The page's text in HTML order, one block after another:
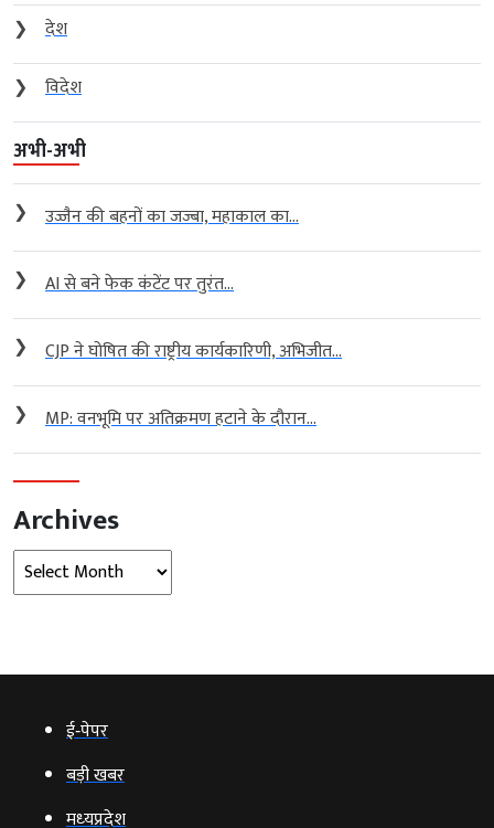
❯
देश
❯
विदेश
अभी-अभी
❯ उज्जैन की बहनों का जज्बा, महाकाल का...
❯ AI से बने फेक कंटेंट पर तुरंत...
❯ CJP ने घोषित की राष्ट्रीय कार्यकारिणी, अभिजीत...
❯ MP: वनभूमि पर अतिक्रमण हटाने के दौरान...
Archives
Archives
ई‑पेपर
बड़ी खबर
मध्‍यप्रदेश